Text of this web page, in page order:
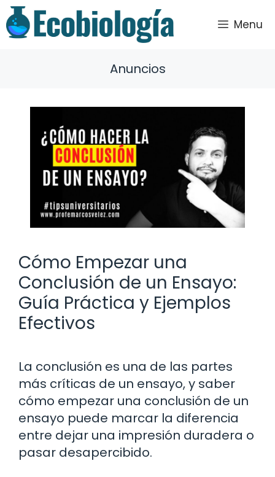
Saltar
al
contenido
Menu
Anuncios
Cómo Empezar una
Conclusión de un Ensayo:
Guía Práctica y Ejemplos
Efectivos
La conclusión es una de las partes
más críticas de un ensayo, y saber
cómo empezar una conclusión de un
ensayo puede marcar la diferencia
entre dejar una impresión duradera o
pasar desapercibido.